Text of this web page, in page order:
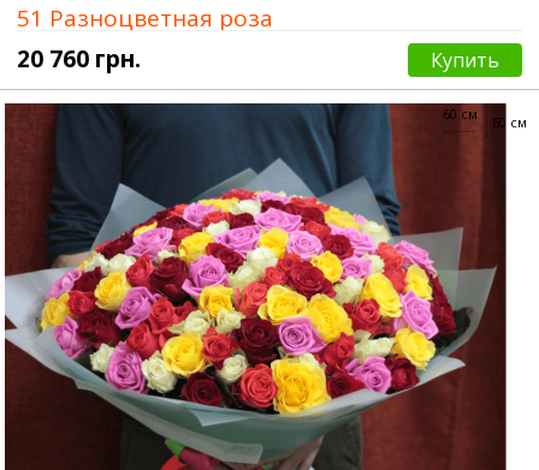
51 Разноцветная роза
20 760 грн.
Купить
60 см
60 см